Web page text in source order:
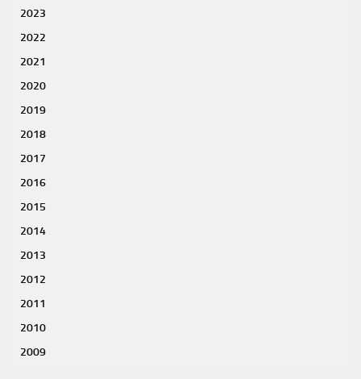
2023
2022
2021
2020
2019
2018
2017
2016
2015
2014
2013
2012
2011
2010
2009